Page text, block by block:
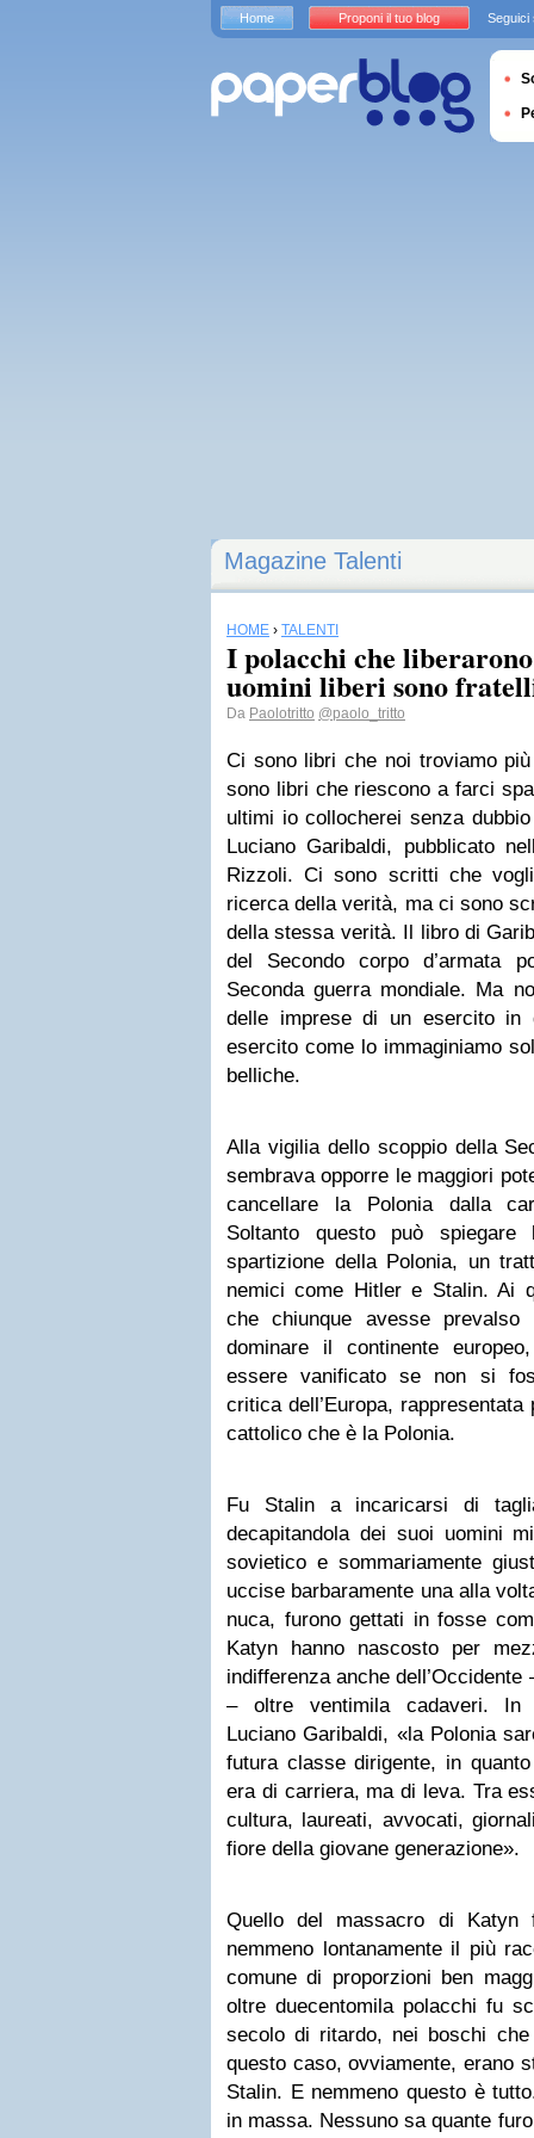
Magazine Talenti
HOME › TALENTI
I polacchi che
uomini liberi sono
Da Paolotritto @paolo_tritto
Ci sono libri che noi troviamo
sono libri che riescono a farci
ultimi io collocherei senza
Luciano Garibaldi, pubblicato
Rizzoli. Ci sono scritti che
ricerca della verità, ma ci sono
della stessa verità. Il libro di
del Secondo corpo d’armata
Seconda guerra mondiale. Ma
delle imprese di un esercito in
esercito come lo immaginiamo
belliche.
Alla vigilia dello scoppio della
sembrava opporre le maggiori
cancellare la Polonia dalla
Soltanto questo può spiegare
spartizione della Polonia, un
nemici come Hitler e Stalin. Ai
che chiunque avesse
dominare il continente
essere vanificato se non si
critica dell’Europa,
cattolico che è la Polonia.
Fu Stalin a incaricarsi di
decapitandola dei suoi uomini
sovietico e sommariamente
uccise barbaramente una alla
nuca, furono gettati in fosse
Katyn hanno nascosto per
indifferenza anche dell’Occidente
– oltre ventimila cadaveri. In
Luciano Garibaldi, «la Polonia
futura classe dirigente, in
era di carriera, ma di leva. Tra
cultura, laureati, avvocati,
fiore della giovane generazione».
Quello del massacro di Katyn
nemmeno lontanamente il più
comune di proporzioni ben
oltre duecentomila polacchi fu
secolo di ritardo, nei boschi
questo caso, ovviamente, erano
Stalin. E nemmeno questo è
in massa. Nessuno sa quante
Home Proponi il tuo blog Seguici